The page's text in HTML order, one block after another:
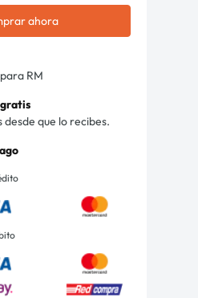
ahora
RM
desde que lo recibes.